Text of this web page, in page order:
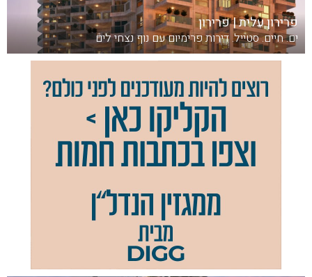
פרירון עלית | פרירון
ים. חיים. סטייל. דירות פרימיום עם נוף נצחי לים